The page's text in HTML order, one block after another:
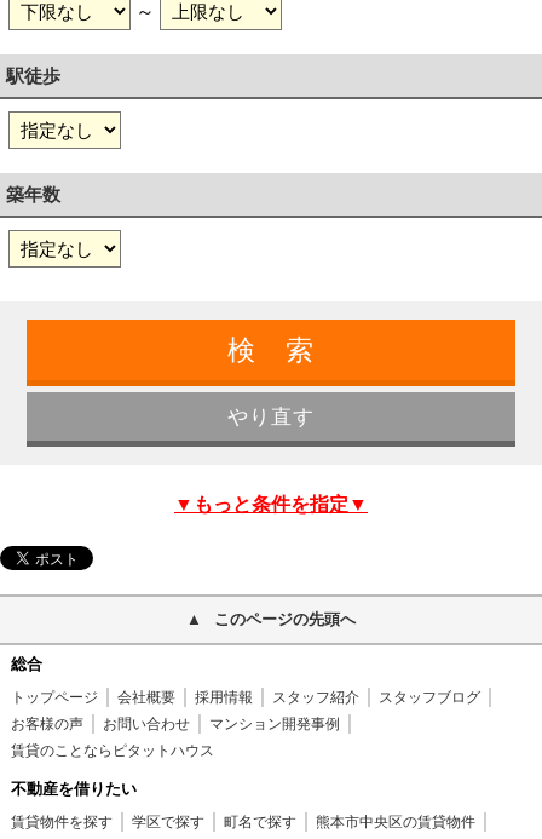
～
駅徒歩
築年数
▼もっと条件を指定▼
このページの先頭へ
総合
トップページ 会社概要 採用情報 スタッフ紹介
スタッフブログ
お客様の声
お問い合わせ
マンション開発事例
賃貸のことならピタットハウス
不動産を借りたい
賃貸物件を探す 学区で探す 町名で探す
熊本市中央区の賃貸物件